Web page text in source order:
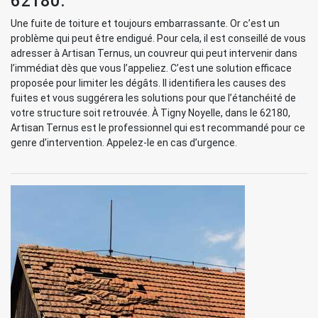
Une fuite de toiture et toujours embarrassante. Or c’est un
problème qui peut être endigué. Pour cela, il est conseillé de vous
adresser à Artisan Ternus, un couvreur qui peut intervenir dans
l’immédiat dès que vous l’appeliez. C’est une solution efficace
proposée pour limiter les dégâts. Il identifiera les causes des
fuites et vous suggérera les solutions pour que l’étanchéité de
votre structure soit retrouvée. À Tigny Noyelle, dans le 62180,
Artisan Ternus est le professionnel qui est recommandé pour ce
genre d’intervention. Appelez-le en cas d’urgence.